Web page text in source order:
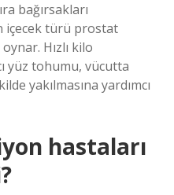
bağırsakları
içecek türü prostat
Hızlı kilo
yüz tohumu, vücutta
yakılmasına yardımcı
hastaları